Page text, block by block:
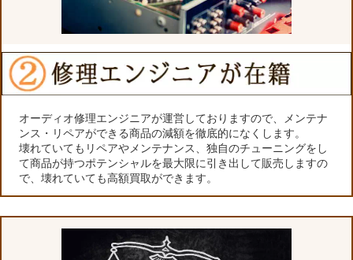
オーディオ修理エンジニアが運営しておりますので、メンテナ
ンス・リペアができる商品の減額を徹底的になくします。
壊れていてもリペアやメンテナンス、独自のチューニングをし
て商品が持つポテンシャルを最大限に引き出して販売しますの
で、壊れていても高額買取ができます。